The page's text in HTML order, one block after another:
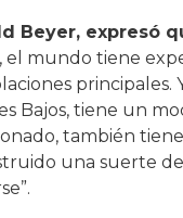
Beyer, expresó
mundo tiene
Bajos, tiene un
también
una suerte